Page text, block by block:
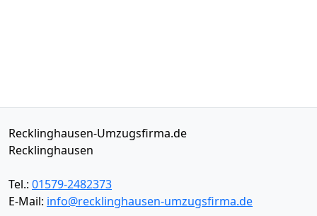
Recklinghausen-Umzugsfirma.de
Recklinghausen
Tel.: 01579-2482373
E-Mail: info@recklinghausen-umzugsfirma.de